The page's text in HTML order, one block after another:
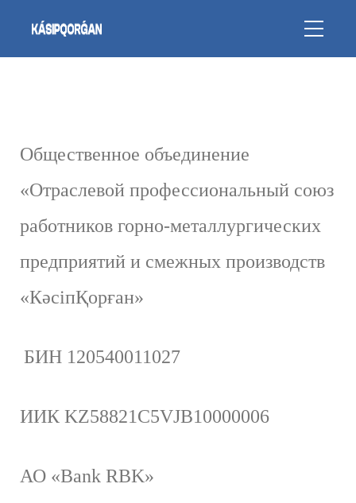
Общественное объединение
«Отраслевой профессиональный союз
работников горно-металлургических
предприятий и смежных производств
«КәсіпҚорған»
БИН 120540011027
ИИК KZ58821C5VJB10000006
АО «Bank RBK»